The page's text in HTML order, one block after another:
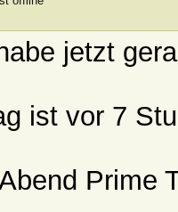
jetzt
ist vor 7
Prime